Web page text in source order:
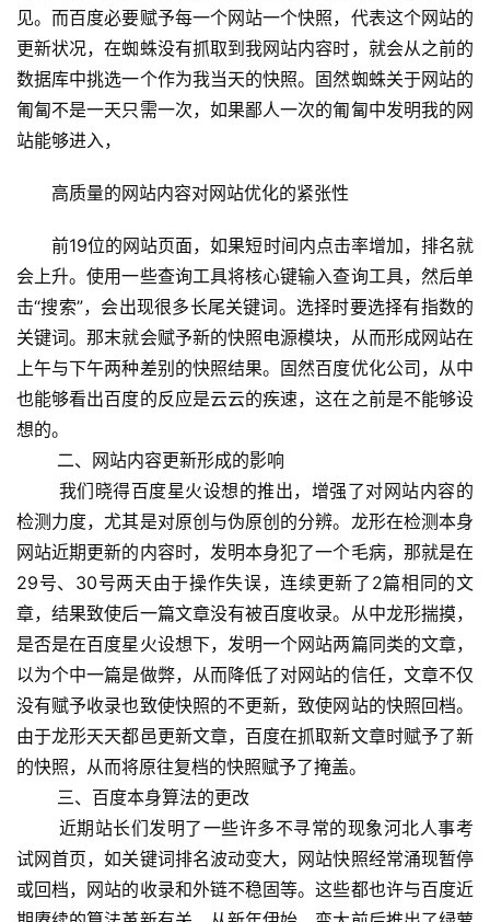
见。而百度必要赋予每一个网站一个快照，代表这个网站的
更新状况，在蜘蛛没有抓取到我网站内容时，就会从之前的
数据库中挑选一个作为我当天的快照。固然蜘蛛关于网站的
匍匐不是一天只需一次，如果鄙人一次的匍匐中发明我的网
站能够进入，
高质量的网站内容对网站优化的紧张性
前19位的网站页面，如果短时间内点击率增加，排名就
会上升。使用一些查询工具将核心键输入查询工具，然后单
击“搜索”，会出现很多长尾关键词。选择时要选择有指数的
关键词。那末就会赋予新的快照电源模块，从而形成网站在
上午与下午两种差别的快照结果。固然百度优化公司，从中
也能够看出百度的反应是云云的疾速，这在之前是不能够设
想的。
二、网站内容更新形成的影响
检测力度，尤其是对原创与伪原创的分辨。龙形在检测本身
网站近期更新的内容时，发明本身犯了一个毛病，那就是在
29号、30号两天由于操作失误，连续更新了2篇相同的文
章，结果致使后一篇文章没有被百度收录。从中龙形揣摸，
是否是在百度星火设想下，发明一个网站两篇同类的文章，
以为个中一篇是做弊，从而降低了对网站的信任，文章不仅
没有赋予收录也致使快照的不更新，致使网站的快照回档。
由于龙形天天都邑更新文章，百度在抓取新文章时赋予了新
的快照，从而将原往复档的快照赋予了掩盖。
三、百度本身算法的更改
试网首页，如关键词排名波动变大，网站快照经常涌现暂停
或回档，网站的收录和外链不稳固等。这些都也许与百度近